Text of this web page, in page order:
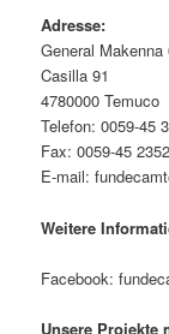
Adresse:
General Makenna
Casilla 91
4780000 Temuco
Telefon: 0059-45
Fax: 0059-45
E-mail:
Weitere
Facebook:
Unsere Projekte